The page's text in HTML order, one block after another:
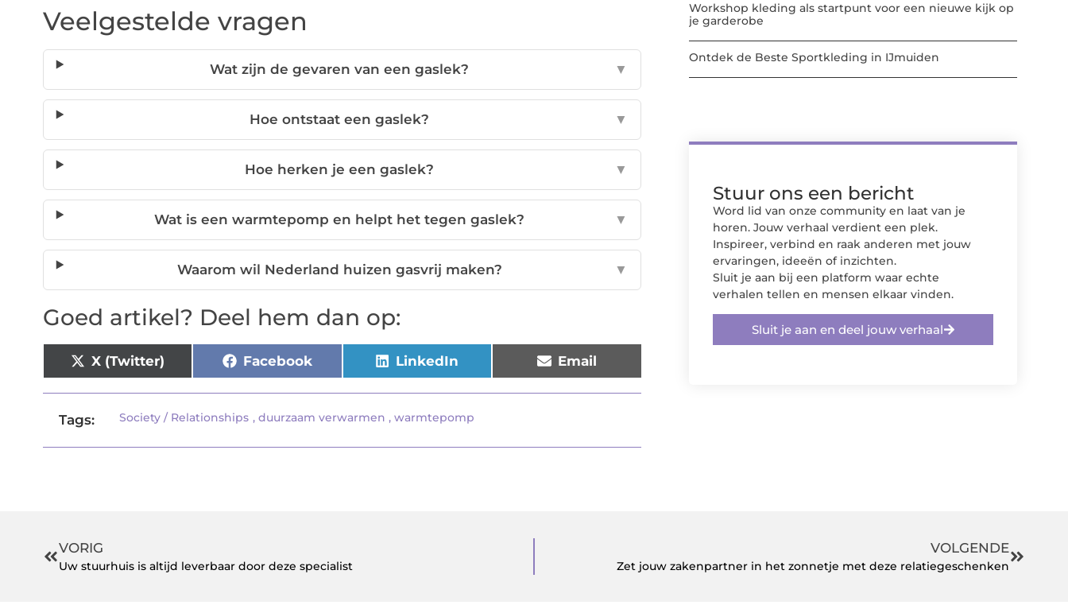
Veelgestelde vragen
Wat zijn de gevaren van een gaslek? ▼
Hoe ontstaat een gaslek? ▼
Hoe herken je een gaslek? ▼
Wat is een warmtepomp en helpt het tegen gaslek? ▼
Waarom wil Nederland huizen gasvrij maken? ▼
Goed artikel? Deel hem dan op:
X (Twitter) Facebook LinkedIn Email
Tags: Society / Relationships ,duurzaam verwarmen ,warmtepomp
Workshop kleding als startpunt voor een nieuwe kijk op
je garderobe
Ontdek de Beste Sportkleding in IJmuiden
Stuur ons een bericht
Word lid van onze community en laat van je
horen. Jouw verhaal verdient een plek.
Inspireer, verbind en raak anderen met jouw
ervaringen, ideeën of inzichten.
Sluit je aan bij een platform waar echte
verhalen tellen en mensen elkaar vinden.
Sluit je aan en deel jouw verhaal
VORIG
Uw stuurhuis is altijd leverbaar door deze specialist
VOLGENDE
Zet jouw zakenpartner in het zonnetje met deze relatiegeschenken